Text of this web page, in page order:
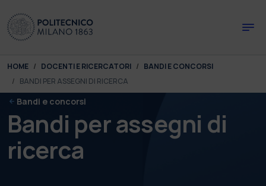
You are here:
HOME DOCENTI E RICERCATORI
BANDI E CONCORSI
BANDI PER ASSEGNI DI RICERCA
Bandi e concorsi
Bandi per assegni di
ricerca